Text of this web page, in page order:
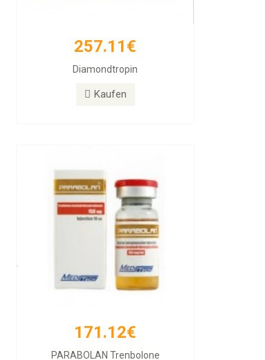
257.11€
Diamondtropin
Kaufen
171.12€
PARABOLAN Trenbolone
171.12€
PARABOLAN Trenbolone